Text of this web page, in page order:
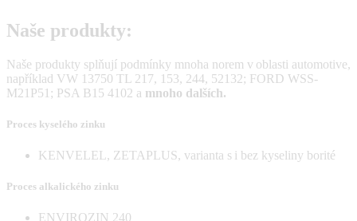
Naše produkty:
Naše produkty splňují podmínky mnoha norem v oblasti automotive,
například VW 13750 TL 217, 153, 244, 52132; FORD WSS-
M21P51; PSA B15 4102 a mnoho dalších.
Proces kyselého zinku
KENVELEL, ZETAPLUS, varianta s i bez kyseliny borité
Proces alkalického zinku
ENVIROZIN 240